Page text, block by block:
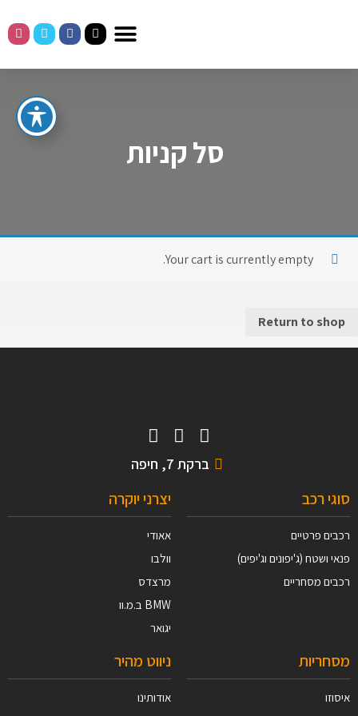
סל קניות
Your cart is currently empty.
Return to shop
ברקת 7, חיפה
סוגי רכב
רכבים פרטיים
פנאי ושטח (ג'יפונים וג'יפים)
רכבים מסחריים
יצרני יוקרה
אאודי
וולבו
מרצדס
BMW ב.מ.וו
יגואר
מסחריות
איסוזו
ניווט מהיר
אודותינו